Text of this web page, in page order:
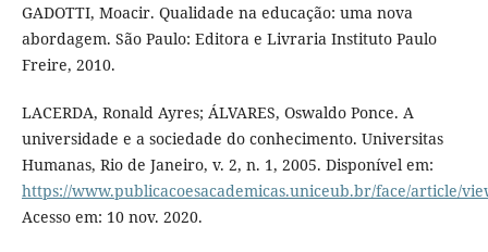
GADOTTI, Moacir. Qualidade na educação: uma nova
abordagem. São Paulo: Editora e Livraria Instituto Paulo
Freire, 2010.
LACERDA, Ronald Ayres; ÁLVARES, Oswaldo Ponce. A
universidade e a sociedade do conhecimento. Universitas
Humanas, Rio de Janeiro, v. 2, n. 1, 2005. Disponível em:
https://www.publicacoesacademicas.uniceub.br/face/article/
Acesso em: 10 nov. 2020.